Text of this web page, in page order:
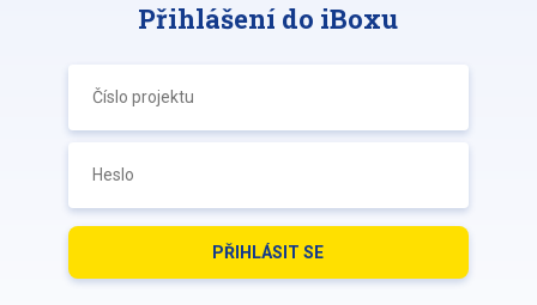
Přihlášení do iBoxu